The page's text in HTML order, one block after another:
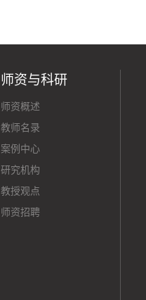
师资与科研
师资概述
教师名录
案例中心
研究机构
教授观点
师资招聘